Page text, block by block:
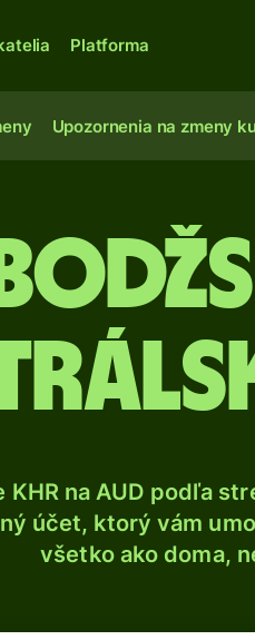
Platforma
Upozornenia na zmeny
KHR na AUD podľa
účet, ktorý vám
všetko ako doma,